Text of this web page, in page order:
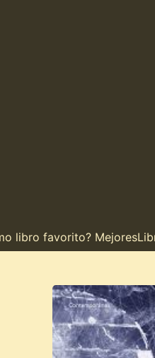
favorito?